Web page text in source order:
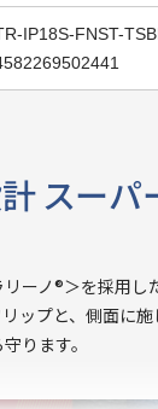
IP18S-FNST-
スーパ
ーノ®＞を採用し
ップと、側面に
ります。